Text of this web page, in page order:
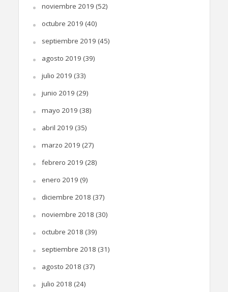
noviembre 2019 (52)
octubre 2019 (40)
septiembre 2019 (45)
agosto 2019 (39)
julio 2019 (33)
junio 2019 (29)
mayo 2019 (38)
abril 2019 (35)
marzo 2019 (27)
febrero 2019 (28)
enero 2019 (9)
diciembre 2018 (37)
noviembre 2018 (30)
octubre 2018 (39)
septiembre 2018 (31)
agosto 2018 (37)
julio 2018 (24)